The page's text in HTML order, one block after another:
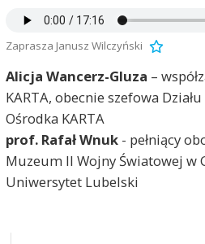
Zaprasza Janusz Wilczyński
Alicja Wancerz-Gluza –
KARTA, obecnie szefowa
Ośrodka KARTA
prof. Rafał Wnuk- pełniący
Muzeum II Wojny Światowej w
Uniwersytet Lubelski